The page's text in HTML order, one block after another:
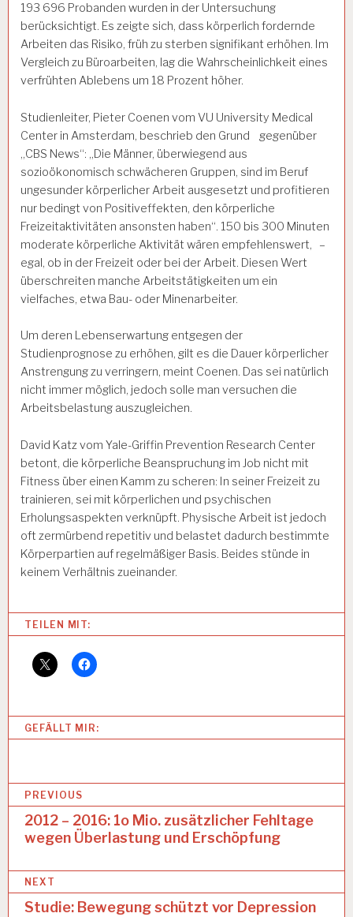
193 696 Probanden wurden in der Untersuchung
berücksichtigt. Es zeigte sich, dass körperlich fordernde
Arbeiten das Risiko, früh zu sterben signifikant erhöhen. Im
Vergleich zu Büroarbeiten, lag die Wahrscheinlichkeit eines
verfrühten Ablebens um 18 Prozent höher.
Studienleiter, Pieter Coenen vom VU University Medical
Center in Amsterdam, beschrieb den Grund
gegenüber
„CBS News“: „Die Männer, überwiegend aus
sozioökonomisch schwächeren Gruppen, sind im Beruf
ungesunder körperlicher Arbeit ausgesetzt und profitieren
nur bedingt von Positiveffekten, den körperliche
Freizeitaktivitäten ansonsten haben“. 150 bis 300 Minuten
moderate körperliche Aktivität wären empfehlenswert, –
egal, ob in der Freizeit oder bei der Arbeit. Diesen Wert
überschreiten manche Arbeitstätigkeiten um ein
vielfaches, etwa Bau- oder Minenarbeiter.
Um deren Lebenserwartung entgegen der
Studienprognose zu erhöhen, gilt es die Dauer körperlicher
Anstrengung zu verringern, meint Coenen. Das sei natürlich
nicht immer möglich, jedoch solle man versuchen die
Arbeitsbelastung auszugleichen.
David Katz vom Yale-Griffin Prevention Research Center
betont, die körperliche Beanspruchung im Job nicht mit
Fitness über einen Kamm zu scheren: In seiner Freizeit zu
trainieren, sei mit körperlichen und psychischen
Erholungsaspekten verknüpft. Physische Arbeit ist jedoch
oft zermürbend repetitiv und belastet dadurch bestimmte
Körperpartien auf regelmäßiger Basis. Beides stünde in
keinem Verhältnis zueinander.
Categories:
2
-
U
N
-
A
R
B
S
T
A
TEILEN MIT:
GEFÄLLT MIR:
B
t
r
PREVIOUS
2012 – 2016: 1o Mio. zusätzlicher Fehltage
wegen Überlastung und Erschöpfung
NEXT
Studie: Bewegung schützt vor Depression